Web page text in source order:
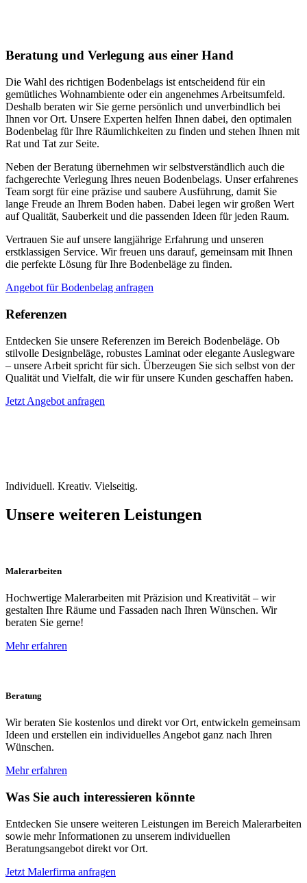
Beratung und Verlegung aus einer Hand
Die Wahl des richtigen Bodenbelags ist entscheidend für ein
gemütliches Wohnambiente oder ein angenehmes Arbeitsumfeld.
Deshalb beraten wir Sie gerne persönlich und unverbindlich bei
Ihnen vor Ort. Unsere Experten helfen Ihnen dabei, den optimalen
Bodenbelag für Ihre Räumlichkeiten zu finden und stehen Ihnen mit
Rat und Tat zur Seite.
Neben der Beratung übernehmen wir selbstverständlich auch die
fachgerechte Verlegung Ihres neuen Bodenbelags. Unser erfahrenes
Team sorgt für eine präzise und saubere Ausführung, damit Sie
lange Freude an Ihrem Boden haben. Dabei legen wir großen Wert
auf Qualität, Sauberkeit und die passenden Ideen für jeden Raum.
Vertrauen Sie auf unsere langjährige Erfahrung und unseren
erstklassigen Service. Wir freuen uns darauf, gemeinsam mit Ihnen
die perfekte Lösung für Ihre Bodenbeläge zu finden.
Angebot für Bodenbelag anfragen
Referenzen
Entdecken Sie unsere Referenzen im Bereich Bodenbeläge. Ob
stilvolle Designbeläge, robustes Laminat oder elegante Auslegware
– unsere Arbeit spricht für sich. Überzeugen Sie sich selbst von der
Qualität und Vielfalt, die wir für unsere Kunden geschaffen haben.
Jetzt Angebot anfragen
Individuell. Kreativ. Vielseitig.
Unsere weiteren Leistungen
Malerarbeiten
Hochwertige Malerarbeiten mit Präzision und Kreativität – wir
gestalten Ihre Räume und Fassaden nach Ihren Wünschen. Wir
beraten Sie gerne!
Mehr erfahren
Beratung
Wir beraten Sie kostenlos und direkt vor Ort, entwickeln gemeinsam
Ideen und erstellen ein individuelles Angebot ganz nach Ihren
Wünschen.
Mehr erfahren
Was Sie auch interessieren könnte
Entdecken Sie unsere weiteren Leistungen im Bereich Malerarbeiten
sowie mehr Informationen zu unserem individuellen
Beratungsangebot direkt vor Ort.
Jetzt Malerfirma anfragen